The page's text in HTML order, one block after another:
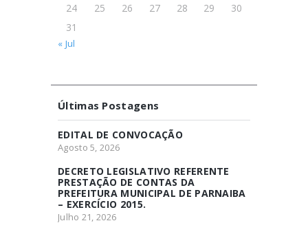
24
25 26 27 28 29
30
31
« Jul
Últimas Postagens
EDITAL DE CONVOCAÇÃO
Agosto 5, 2026
DECRETO LEGISLATIVO REFERENTE
PRESTAÇÃO DE CONTAS DA
PREFEITURA MUNICIPAL DE PARNAIBA
– EXERCÍCIO 2015.
Julho 21, 2026